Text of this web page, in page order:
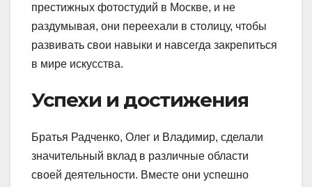
престижных фотостудий в Москве, и не
раздумывая, они переехали в столицу, чтобы
развивать свои навыки и навсегда закрепиться
в мире искусства.
Успехи и достижения
Братья Радченко, Олег и Владимир, сделали
значительный вклад в различные области
своей деятельности. Вместе они успешно